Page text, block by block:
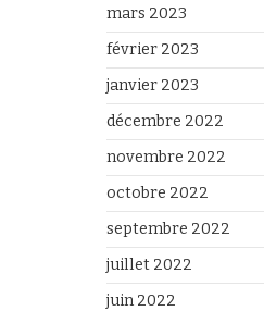
mars 2023
février 2023
janvier 2023
décembre 2022
novembre 2022
octobre 2022
septembre 2022
juillet 2022
juin 2022